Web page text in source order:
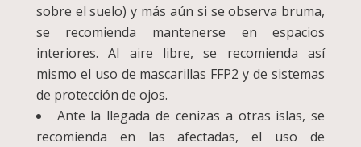
sobre el suelo) y más aún si se observa bruma,
se recomienda mantenerse en espacios
interiores. Al aire libre, se recomienda así
mismo el uso de mascarillas FFP2 y de sistemas
de protección de ojos.
Ante la llegada de cenizas a otras islas, se
recomienda en las afectadas, el uso de